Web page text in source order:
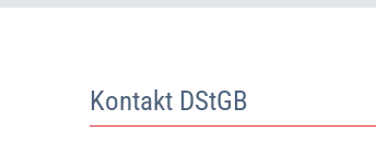
Kontakt DStGB